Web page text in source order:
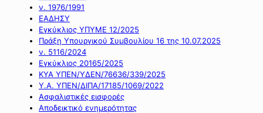
ν. 1976/1991
ΕΑΔΗΣΥ
Εγκύκλιος ΥΠΥΜΕ 12/2025
Πράξη Υπουργικού Συμβουλίου 16 της 10.07.2025
ν. 5116/2024
Εγκύκλιος 20165/2025
ΚΥΑ ΥΠΕΝ/ΥΔΕΝ/76636/339/2025
Υ.Α. ΥΠΕΝ/ΔΙΠΑ/17185/1069/2022
Ασφαλιστικές εισφορές
Αποδεικτικό ενημερότητας